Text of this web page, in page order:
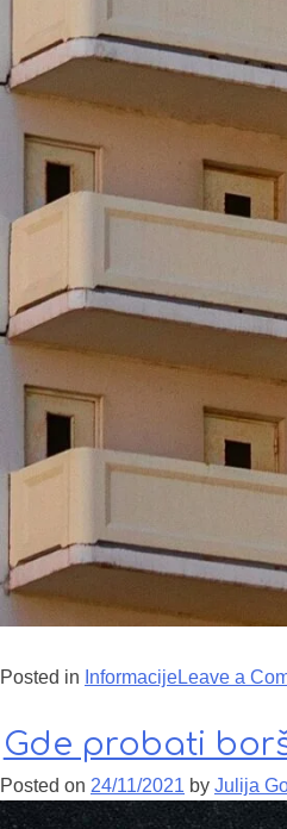
Posted in InformacijeLeave a
Gde probati
Posted on 24/11/2021 by Julija